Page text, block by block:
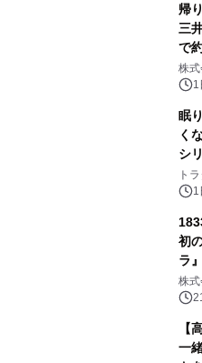
帰
三
で
メ
株
1
眠
く
シ
ト
1
初
ラ
生
没
株
【
一